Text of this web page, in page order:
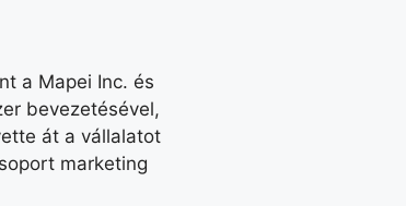
a Mapei Inc. és
bevezetésével,
át a vállalatot
marketing